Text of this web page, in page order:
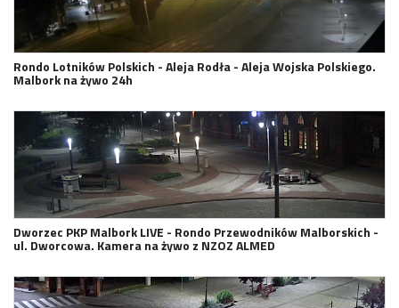
Rondo Lotników Polskich - Aleja Rodła - Aleja Wojska Polskiego.
Malbork na żywo 24h
Dworzec PKP Malbork LIVE - Rondo Przewodników Malborskich -
ul. Dworcowa. Kamera na żywo z NZOZ ALMED